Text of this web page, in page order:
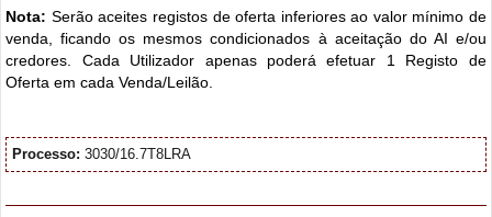
Nota: Serão aceites registos de oferta inferiores ao valor mínimo de
venda, ficando os mesmos condicionados à aceitação do AI e/ou
credores. Cada Utilizador apenas poderá efetuar 1 Registo de
Oferta em cada Venda/Leilão.
Processo: 3030/16.7T8LRA